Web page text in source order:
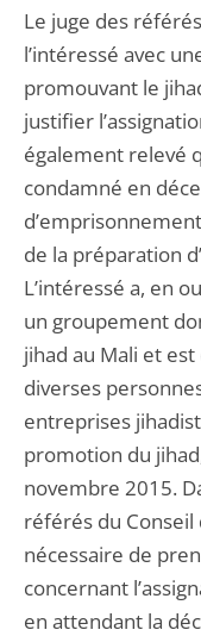
Le juge des
l’intéressé avec
promouvant le
justifier
également relevé
condamné en
de la préparation
L’intéressé a, en
un groupement
jihad au Mali et
diverses
entreprises
promotion du
novembre 2015.
référés du Conseil
nécessaire de
concernant
en attendant la